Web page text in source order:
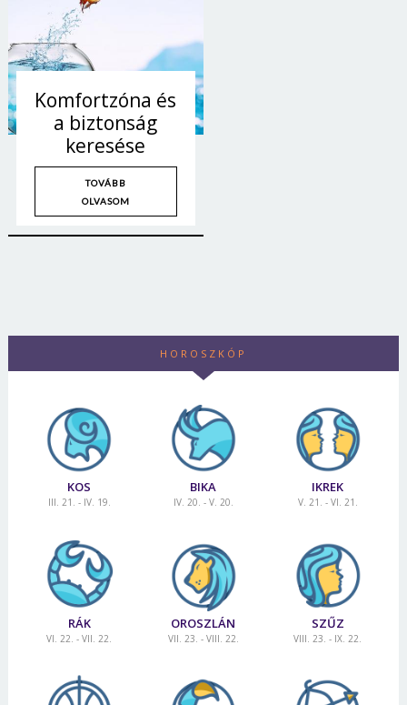
Komfortzóna és
a biztonság
keresése
TOVÁBB
OLVASOM
HOROSZKÓP
KOS
III. 21. - IV. 19.
BIKA
IV. 20. - V. 20.
IKREK
V. 21. - VI. 21.
RÁK
VI. 22. - VII. 22.
OROSZLÁN
VII. 23. - VIII. 22.
SZŰZ
VIII. 23. - IX. 22.